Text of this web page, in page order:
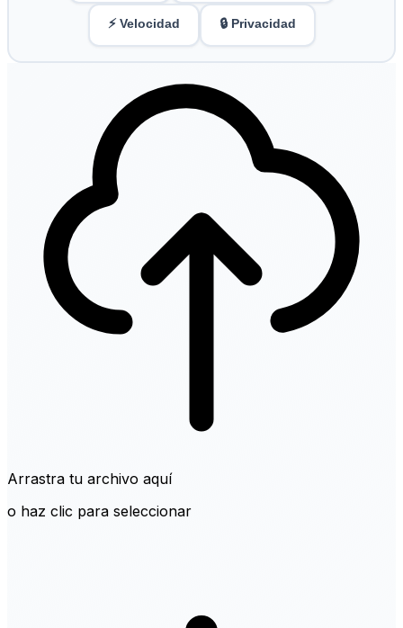
⚡ Velocidad 🔒 Privacidad
Arrastra tu archivo aquí
o haz clic para seleccionar